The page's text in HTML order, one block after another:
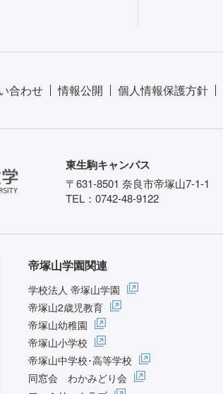
合わせ 情報公開 個人情報保護方針
東生駒キャンパス
〒631-8501 奈良市帝塚山7-1-1
TEL：0742-48-9122
帝塚山学園関連
学校法人 帝塚山学園
帝塚山2歳児教育
帝塚山幼稚園
帝塚山小学校
帝塚山中学校･高等学校
同窓会 わかみどり会